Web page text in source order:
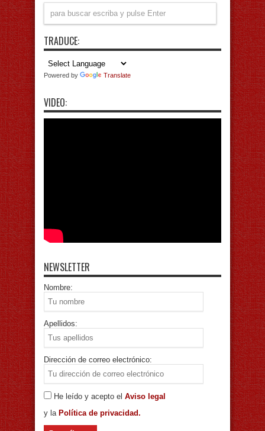
TRADUCE:
Powered by Translate
VIDEO:
NEWSLETTER
Nombre:
Apellidos:
Dirección de correo electrónico:
He leído y acepto el Aviso legal
y la Política de privacidad.